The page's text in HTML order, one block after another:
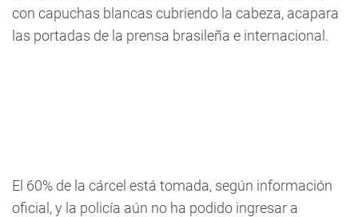
con capuchas blancas cubriendo la cabeza, acapara
las portadas de la prensa brasileña e internacional.
El 60% de la cárcel está tomada, según información
oficial, y la policía aún no ha podido ingresar a